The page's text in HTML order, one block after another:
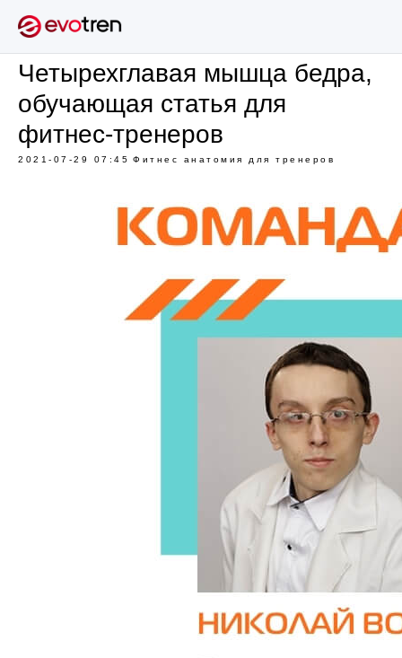
Четырехглавая мышца бедра,
обучающая статья для
фитнес-тренеров
2021-07-29 07:45 Фитнес анатомия для тренеров